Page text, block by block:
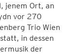
jenem Ort, an
vor 270
Trio Wien
in dessen
der